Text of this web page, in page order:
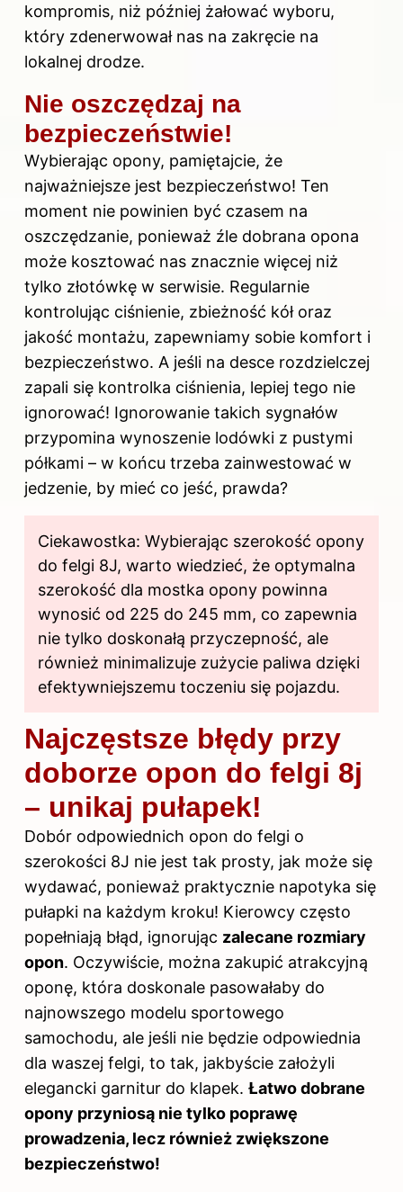
kompromis, niż później żałować wyboru,
który zdenerwował nas na zakręcie na
lokalnej drodze.
Nie oszczędzaj na
bezpieczeństwie!
Wybierając opony, pamiętajcie, że
najważniejsze jest bezpieczeństwo! Ten
moment nie powinien być czasem na
oszczędzanie, ponieważ źle dobrana opona
może kosztować nas znacznie więcej niż
tylko złotówkę w serwisie. Regularnie
kontrolując ciśnienie, zbieżność kół oraz
jakość montażu, zapewniamy sobie komfort i
bezpieczeństwo. A jeśli na desce rozdzielczej
zapali się kontrolka ciśnienia, lepiej tego nie
ignorować! Ignorowanie takich sygnałów
przypomina wynoszenie lodówki z pustymi
półkami – w końcu trzeba zainwestować w
jedzenie, by mieć co jeść, prawda?
Ciekawostka: Wybierając szerokość opony
do felgi 8J, warto wiedzieć, że optymalna
szerokość dla mostka opony powinna
wynosić od 225 do 245 mm, co zapewnia
nie tylko doskonałą przyczepność, ale
również minimalizuje zużycie paliwa dzięki
efektywniejszemu toczeniu się pojazdu.
Najczęstsze błędy przy
doborze opon do felgi 8j
– unikaj pułapek!
Dobór odpowiednich opon do felgi o
szerokości 8J nie jest tak prosty, jak może się
wydawać, ponieważ praktycznie napotyka się
pułapki na każdym kroku! Kierowcy często
popełniają błąd, ignorując zalecane rozmiary
opon. Oczywiście, można zakupić atrakcyjną
oponę, która doskonale pasowałaby do
najnowszego modelu sportowego
samochodu, ale jeśli nie będzie odpowiednia
dla waszej felgi, to tak, jakbyście założyli
elegancki garnitur do klapek. Łatwo dobrane
opony przyniosą nie tylko poprawę
prowadzenia, lecz również zwiększone
bezpieczeństwo!